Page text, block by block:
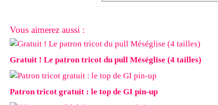
Vous aimerez aussi :
Gratuit ! Le patron tricot du pull Méséglise (4 tailles)
Patron tricot gratuit : le top de GI pin-up